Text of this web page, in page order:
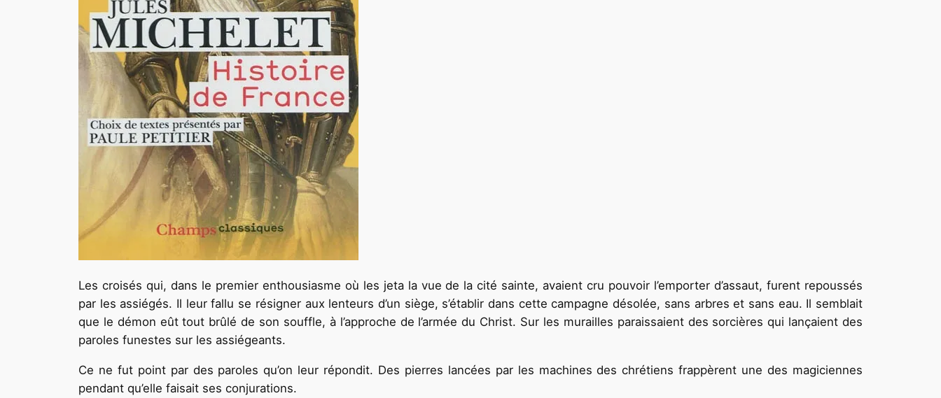
Les croisés qui, dans le premier enthousiasme où les jeta la vue de la cité sainte, avaient cru pouvoir l’emporter d’assaut, furent repoussés
par les assiégés. Il leur fallu se résigner aux lenteurs d’un siège, s’établir dans cette campagne désolée, sans arbres et sans eau. Il semblait
que le démon eût tout brûlé de son souffle, à l’approche de l’armée du Christ. Sur les murailles paraissaient des sorcières qui lançaient des
paroles funestes sur les assiégeants.
Ce ne fut point par des paroles qu’on leur répondit. Des pierres lancées par les machines des chrétiens frappèrent une des magiciennes
pendant qu’elle faisait ses conjurations.